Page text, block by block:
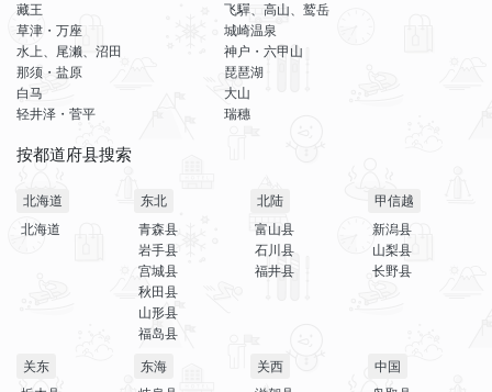
藏王
草津・万座
水上、尾濑、沼田
那须・盐原
白马
轻井泽・菅平
飞驒、高山、鹫岳
城崎温泉
神户・六甲山
琵琶湖
大山
瑞穗
按都道府县搜索
北海道
北海道
东北
青森县
岩手县
宫城县
秋田县
山形县
福岛县
北陆
富山县
石川县
福井县
甲信越
新潟县
山梨县
长野县
关东
东海
关西
中国